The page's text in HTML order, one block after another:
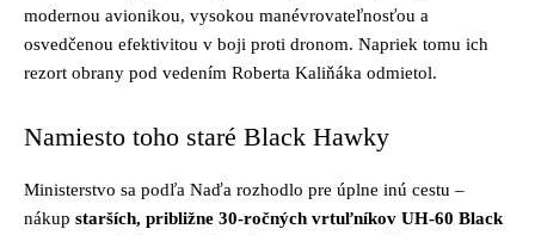
modernou avionikou, vysokou manévrovateľnosťou a
osvedčenou efektivitou v boji proti dronom. Napriek tomu ich
rezort obrany pod vedením Roberta Kaliňáka odmietol.
Namiesto toho staré Black Hawky
Ministerstvo sa podľa Naďa rozhodlo pre úplne inú cestu –
nákup starších, približne 30-ročných vrtuľníkov UH-60 Black